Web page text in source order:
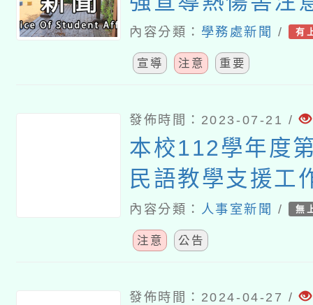
落實熱傷害防護
內容分類： 學務處新聞 / 有
宣導 注意 重要
發佈時間：2023-07-21 /
本校112學年度
民語教學支援工
2、3次招考)結
內容分類： 人事室新聞 / 無
注意 公告
發佈時間：2024-04-27 /